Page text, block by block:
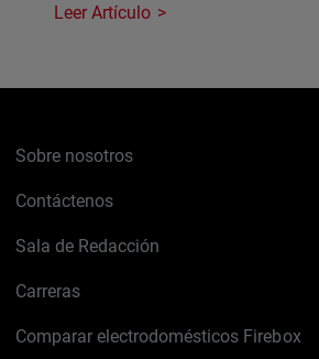
Leer Artículo
Sobre nosotros
Contáctenos
Sala de Redacción
Carreras
Comparar electrodomésticos Firebox